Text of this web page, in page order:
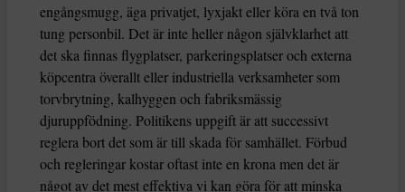
engångsmugg, äga privatjet, lyxjakt eller köra en två ton
tung personbil. Det är inte heller någon självklarhet att
det ska finnas flygplatser, parkeringsplatser och externa
köpcentra överallt eller industriella verksamheter som
torvbrytning, kalhyggen och fabriksmässig
djuruppfödning. Politikens uppgift är att successivt
reglera bort det som är till skada för samhället. Förbud
och regleringar kostar oftast inte en krona men det är
något av det mest effektiva vi kan göra för att minska